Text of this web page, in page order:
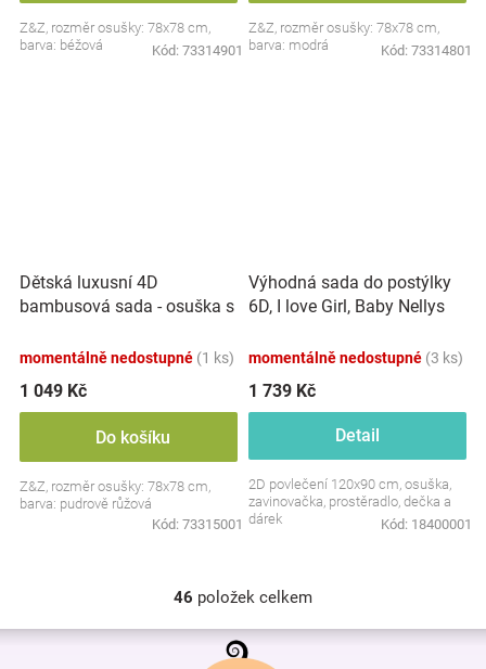
Z&Z, rozměr osušky: 78x78 cm,
barva: béžová
Kód: 73314901
Z&Z, rozměr osušky: 78x78 cm,
barva: modrá
Kód: 73314801
Dětská luxusní 4D
bambusová sada - osuška s
pudrově růžová
momentálně nedostupné (1 ks)
1 049 Kč
Do košíku
Z&Z, rozměr osušky: 78x78 cm,
barva: pudrově růžová
Kód: 73315001
Výhodná sada do postýlky
6D, I love Girl, Baby Nellys
momentálně nedostupné (3 ks)
1 739 Kč
Detail
2D povlečení 120x90 cm, osuška,
zavinovačka, prostěradlo, dečka a
dárek
Kód: 18400001
O
v
l
46 položek celkem
Z